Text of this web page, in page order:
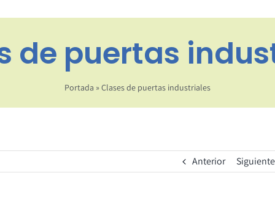
de puertas
Portada »Clases de puertas industriales
Anterior Siguiente